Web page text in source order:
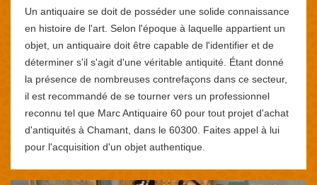
Un antiquaire se doit de posséder une solide connaissance
en histoire de l'art. Selon l'époque à laquelle appartient un
objet, un antiquaire doit être capable de l'identifier et de
déterminer s'il s'agit d'une véritable antiquité. Étant donné
la présence de nombreuses contrefaçons dans ce secteur,
il est recommandé de se tourner vers un professionnel
reconnu tel que Marc Antiquaire 60 pour tout projet d'achat
d'antiquités à Chamant, dans le 60300. Faites appel à lui
pour l'acquisition d'un objet authentique.